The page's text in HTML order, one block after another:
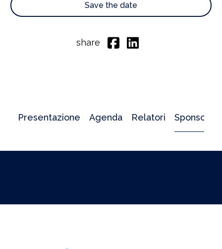
Save the date
share
Presentazione Agenda Relatori Sponsor